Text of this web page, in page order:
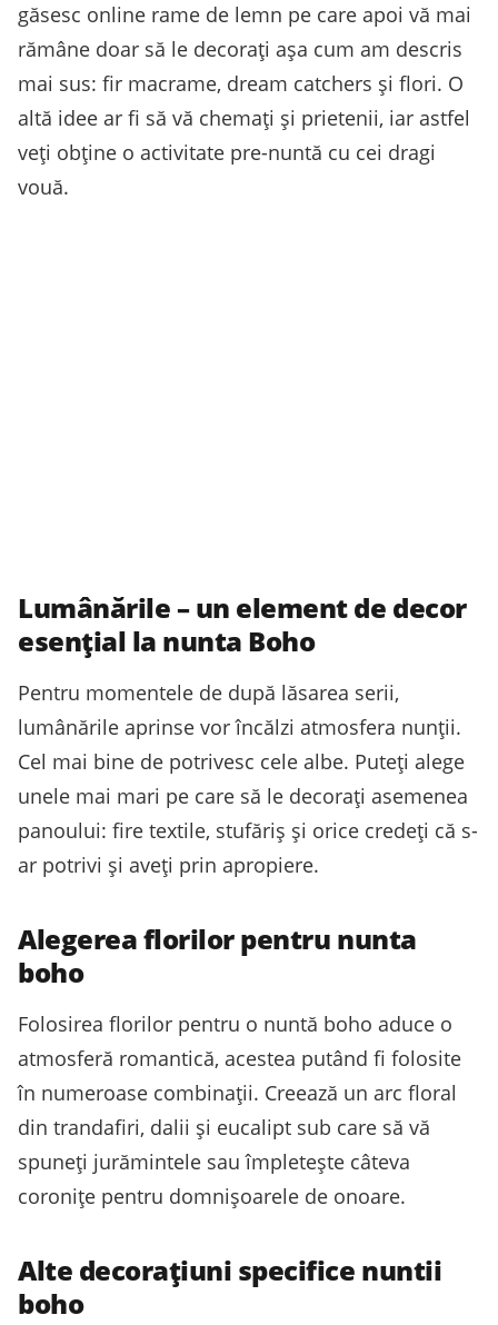
găsesc online rame de lemn pe care apoi vă mai
rămâne doar să le decorați așa cum am descris
mai sus: fir macrame, dream catchers și flori. O
altă idee ar fi să vă chemați și prietenii, iar astfel
veți obține o activitate pre-nuntă cu cei dragi
vouă.
Lumânările – un element de decor
esențial la nunta Boho
Pentru momentele de după lăsarea serii,
lumânările aprinse vor încălzi atmosfera nunții.
Cel mai bine de potrivesc cele albe. Puteți alege
unele mai mari pe care să le decorați asemenea
panoului: fire textile, stufăriș și orice credeți că s-
ar potrivi și aveți prin apropiere.
Alegerea florilor pentru nunta
boho
Folosirea florilor pentru o nuntă boho aduce o
atmosferă romantică, acestea putând fi folosite
în numeroase combinații. Creează un arc floral
din trandafiri, dalii și eucalipt sub care să vă
spuneți jurămintele sau împletește câteva
coronițe pentru domnișoarele de onoare.
Alte decorațiuni specifice nuntii
boho